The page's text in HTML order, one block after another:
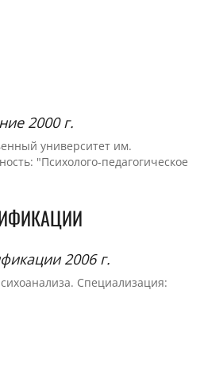
2000 г.
университет им.
"Психолого-педагогическое
2006 г.
Специализация: